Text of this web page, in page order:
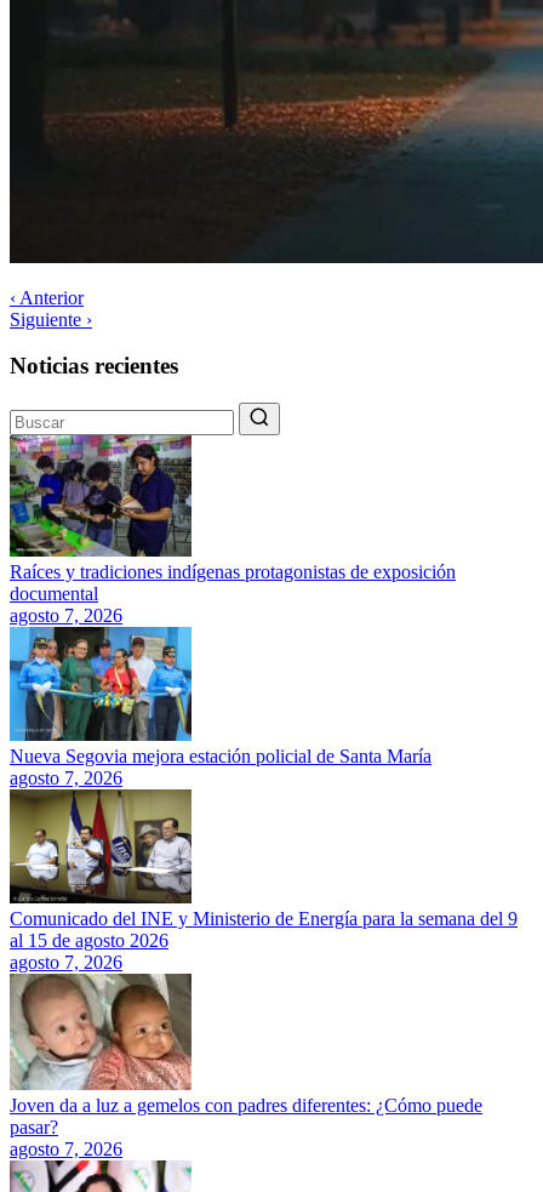
‹ Anterior
Siguiente ›
Noticias recientes
Raíces y tradiciones indígenas protagonistas de exposición
documental
agosto 7, 2026
Nueva Segovia mejora estación policial de Santa María
agosto 7, 2026
Comunicado del INE y Ministerio de Energía para la semana del 9
al 15 de agosto 2026
agosto 7, 2026
Joven da a luz a gemelos con padres diferentes: ¿Cómo puede
pasar?
agosto 7, 2026